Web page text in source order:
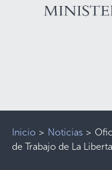
Inicio > Noticias>
de Trabajo de La